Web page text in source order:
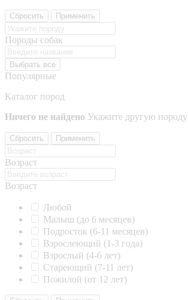
Сбросить Применить
Породы собак
Выбрать все
Популярные
Каталог пород
Ничего не найдено Укажите другую породу
Сбросить Применить
Возраст
Возраст
Любой
Малыш (до 6 месяцев)
Подросток (6-11 месяцев)
Взрослеющий (1-3 года)
Взрослый (4-6 лет)
Стареющий (7-11 лет)
Пожилой (от 12 лет)